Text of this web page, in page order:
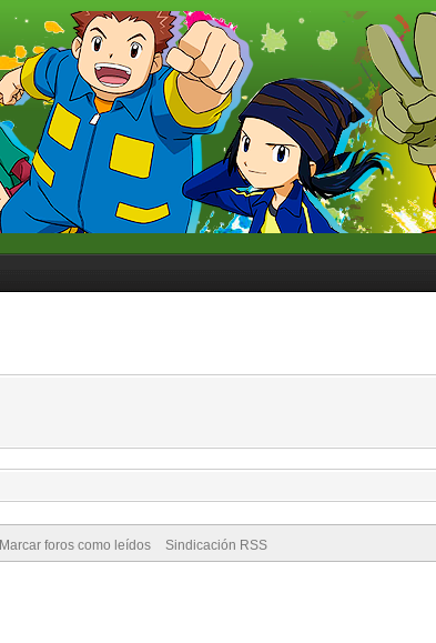
Marcar foros como leídos Sindicación RSS